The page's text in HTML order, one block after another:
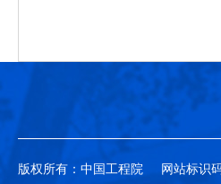
版权所有：中国工程院 网站标识